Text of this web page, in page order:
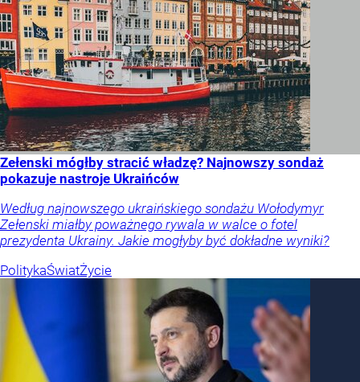
Zełenski mógłby stracić władzę? Najnowszy sondaż
pokazuje nastroje Ukraińców
Według najnowszego ukraińskiego sondażu Wołodymyr
Zełenski miałby poważnego rywala w walce o fotel
prezydenta Ukrainy. Jakie mogłyby być dokładne wyniki?
PolitykaŚwiatŻycie